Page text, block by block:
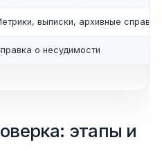
выписки, архивные справки
о несудимости
этапы и